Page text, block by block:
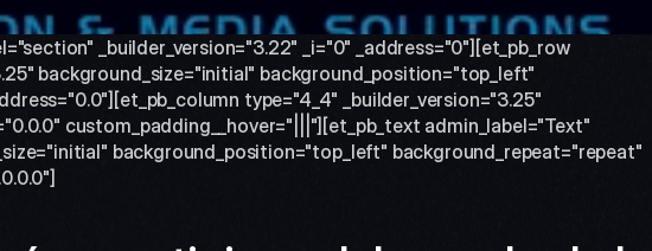
_builder_version="3.22" _i="0" _address="0"][et_pb_row
background_size="initial" background_position="top_left"
type="4_4" _builder_version="3.25"
custom_padding__hover="|||"][et_pb_text admin_label="Text"
background_position="top_left" background_repeat="repeat"